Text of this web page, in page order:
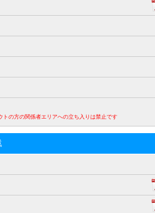
の方の関係者エリアへの立ち入りは禁止です